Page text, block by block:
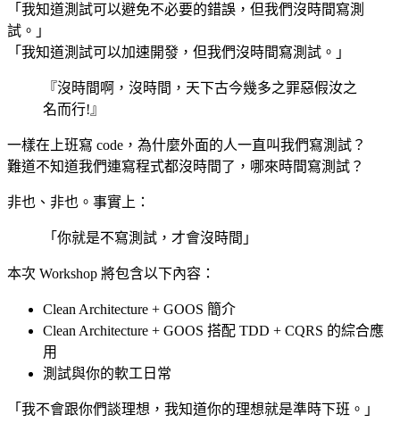
「我知道測試可以避免不必要的錯誤，但我們沒時間寫測
試。」
「我知道測試可以加速開發，但我們沒時間寫測試。」
『沒時間啊，沒時間，天下古今幾多之罪惡假汝之
名而行!』
一樣在上班寫 code，為什麼外面的人一直叫我們寫測試？
難道不知道我們連寫程式都沒時間了，哪來時間寫測試？
非也、非也。事實上：
「你就是不寫測試，才會沒時間」
本次 Workshop 將包含以下內容：
Clean Architecture + GOOS 簡介
Clean Architecture + GOOS 搭配 TDD + CQRS 的綜合應
用
測試與你的軟工日常
「我不會跟你們談理想，我知道你的理想就是準時下班。」